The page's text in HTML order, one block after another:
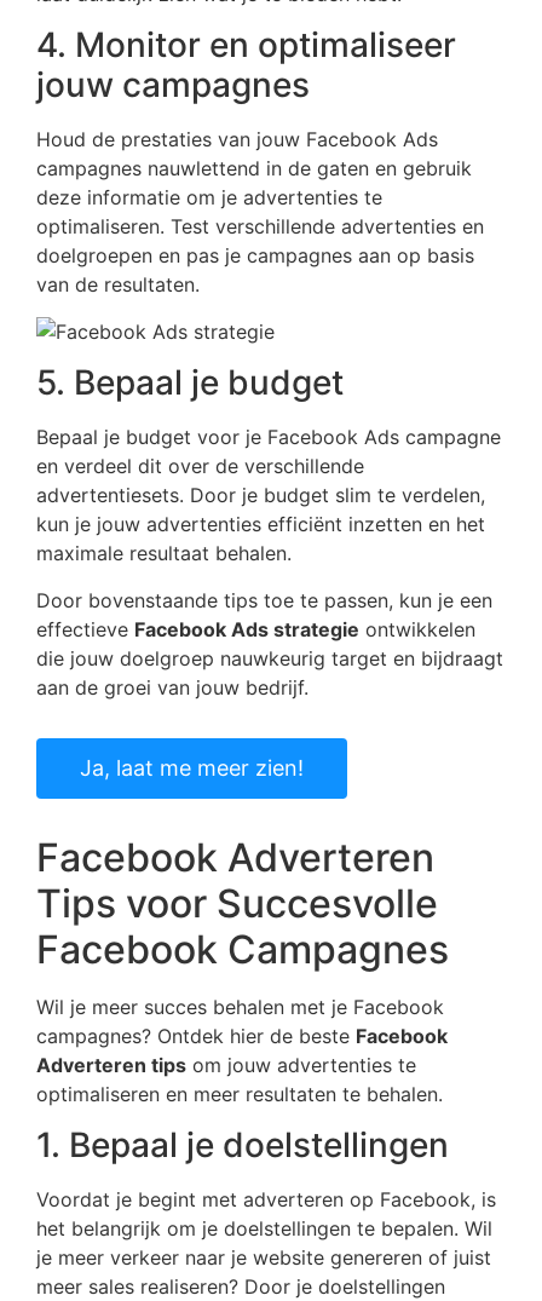
4. Monitor en optimaliseer
jouw campagnes
Houd de prestaties van jouw Facebook Ads
campagnes nauwlettend in de gaten en gebruik
deze informatie om je advertenties te
optimaliseren. Test verschillende advertenties en
doelgroepen en pas je campagnes aan op basis
van de resultaten.
5. Bepaal je budget
Bepaal je budget voor je Facebook Ads campagne
en verdeel dit over de verschillende
advertentiesets. Door je budget slim te verdelen,
kun je jouw advertenties efficiënt inzetten en het
maximale resultaat behalen.
Door bovenstaande tips toe te passen, kun je een
effectieve Facebook Ads strategie ontwikkelen
die jouw doelgroep nauwkeurig target en bijdraagt
aan de groei van jouw bedrijf.
Ja, laat me meer zien!
Facebook Adverteren
Tips voor Succesvolle
Facebook Campagnes
Wil je meer succes behalen met je Facebook
campagnes? Ontdek hier de beste Facebook
Adverteren tips om jouw advertenties te
optimaliseren en meer resultaten te behalen.
1. Bepaal je doelstellingen
Voordat je begint met adverteren op Facebook, is
het belangrijk om je doelstellingen te bepalen. Wil
je meer verkeer naar je website genereren of juist
meer sales realiseren? Door je doelstellingen